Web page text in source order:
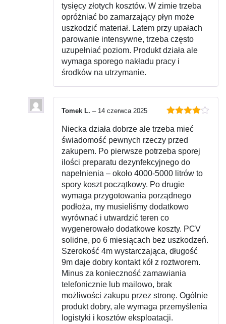
tysięcy złotych kosztów. W zimie trzeba
opróżniać bo zamarzający płyn może
uszkodzić materiał. Latem przy upałach
parowanie intensywne, trzeba często
uzupełniać poziom. Produkt działa ale
wymaga sporego nakładu pracy i
środków na utrzymanie.
4na 5
Tomek L. – 14 czerwca 2025
Niecka działa dobrze ale trzeba mieć
świadomość pewnych rzeczy przed
zakupem. Po pierwsze potrzeba sporej
ilości preparatu dezynfekcyjnego do
napełnienia – około 4000-5000 litrów to
spory koszt początkowy. Po drugie
wymaga przygotowania porządnego
podłoża, my musieliśmy dodatkowo
wyrównać i utwardzić teren co
wygenerowało dodatkowe koszty. PCV
solidne, po 6 miesiącach bez uszkodzeń.
Szerokość 4m wystarczająca, długość
9m daje dobry kontakt kół z roztworem.
Minus za konieczność zamawiania
telefonicznie lub mailowo, brak
możliwości zakupu przez stronę. Ogólnie
produkt dobry, ale wymaga przemyślenia
logistyki i kosztów eksploatacji.